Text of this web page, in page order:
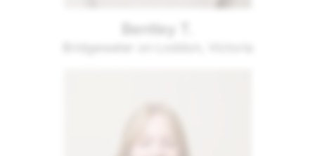
Bentley T.